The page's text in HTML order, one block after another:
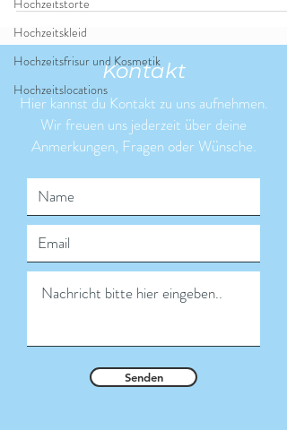
Hochzeitstorte
Hochzeitskleid
Hochzeitsfrisur und Kosmetik
Hochzeitslocations
Kontakt
Hier kannst du Kontakt zu uns aufnehmen.
Wir freuen uns jederzeit über deine
Anmerkungen, Fragen oder Wünsche.
Senden